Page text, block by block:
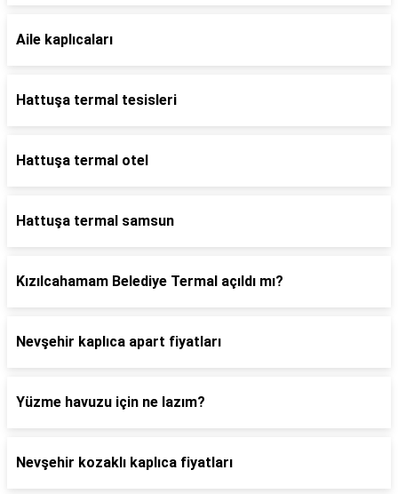
Aile kaplıcaları
Hattuşa termal tesisleri
Hattuşa termal otel
Hattuşa termal samsun
Kızılcahamam Belediye Termal açıldı mı?
Nevşehir kaplıca apart fiyatları
Yüzme havuzu için ne lazım?
Nevşehir kozaklı kaplıca fiyatları